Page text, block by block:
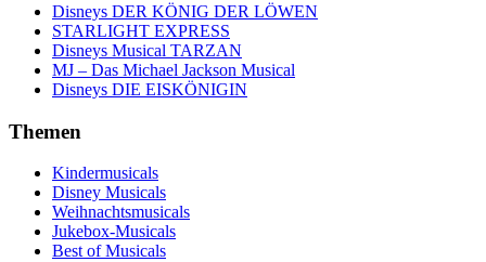
Disneys DER KÖNIG DER LÖWEN
STARLIGHT EXPRESS
Disneys Musical TARZAN
MJ – Das Michael Jackson Musical
Disneys DIE EISKÖNIGIN
Themen
Kindermusicals
Disney Musicals
Weihnachtsmusicals
Jukebox-Musicals
Best of Musicals